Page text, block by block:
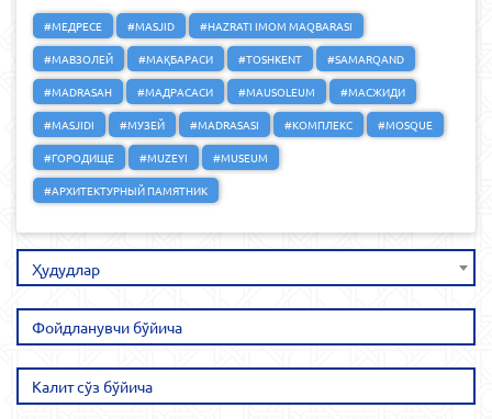
#МЕДРЕСЕ #MASJID
#HAZRATI IMOM MAQBARASI
#МАВЗОЛЕЙ
#МАҚБАРАСИ #TOSHKENT
#SAMARQAND
#MADRASAH
#МАДРАСАСИ #MAUSOLEUM
#МАСЖИДИ
#MASJIDI
#МУЗЕЙ #MADRASASI #КОМПЛЕКС
#MOSQUE
#ГОРОДИЩЕ
#MUZEYI
#MUSEUM
#АРХИТЕКТУРНЫЙ ПАМЯТНИК
Ҳудудлар